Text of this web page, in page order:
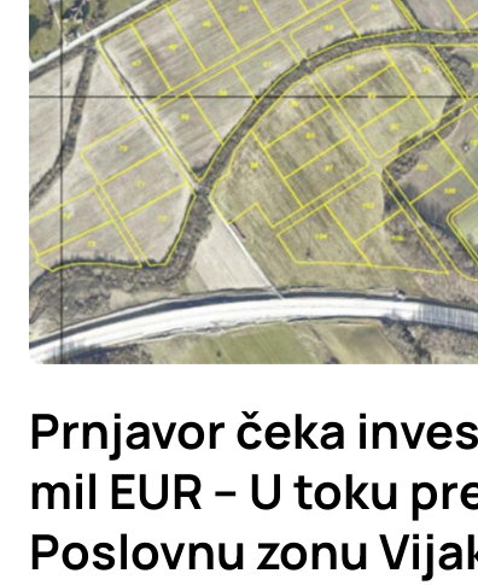
Prnjavor čeka
mil EUR – U toku
Poslovnu zonu